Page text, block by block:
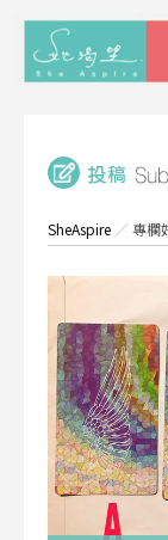
SheAspire ／專欄